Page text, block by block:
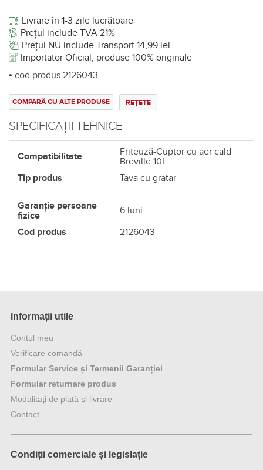
Livrare în 1-3 zile lucrătoare
Prețul include TVA 21%
Prețul NU include Transport 14,99 lei
Importator Oficial, produse 100% originale
• cod produs 2126043
REȚETE
COMPARĂ CU ALTE PRODUSE
SPECIFICAȚII TEHNICE
Compatibilitate
Friteuză-Cuptor cu aer cald
Breville 10L
Tip produs
Tava cu gratar
Garanție persoane
fizice
6 luni
Cod produs
2126043
Informații utile
Contul meu
Verificare comandă
Formular Service și Termenii Garanției
Formular returnare produs
Modalitați de plată și livrare
Contact
Condiții comerciale și legislație